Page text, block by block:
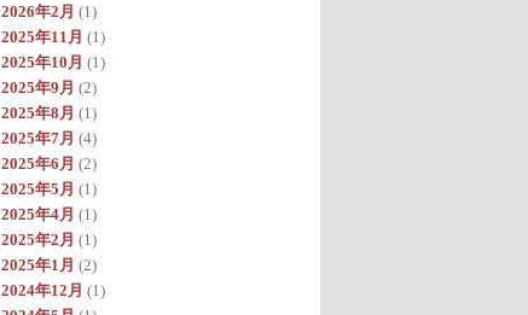
2026年2月 (1)
2025年11月 (1)
2025年10月 (1)
2025年9月 (2)
2025年8月 (1)
2025年7月 (4)
2025年6月 (2)
2025年5月 (1)
2025年4月 (1)
2025年2月 (1)
2025年1月 (2)
2024年12月 (1)